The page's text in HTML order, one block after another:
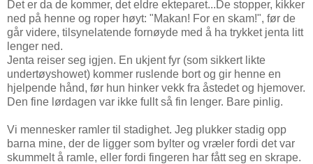
Det er da de kommer, det eldre ekteparet...De stopper, kikker
ned på henne og roper høyt: "Makan! For en skam!", før de
går videre, tilsynelatende fornøyde med å ha trykket jenta litt
lenger ned.
Jenta reiser seg igjen. En ukjent fyr (som sikkert likte
undertøyshowet) kommer ruslende bort og gir henne en
hjelpende hånd, før hun hinker vekk fra åstedet og hjemover.
Den fine lørdagen var ikke fullt så fin lenger. Bare pinlig.
Vi mennesker ramler til stadighet. Jeg plukker stadig opp
barna mine, der de ligger som bylter og vræler fordi det var
skummelt å ramle, eller fordi fingeren har fått seg en skrape.